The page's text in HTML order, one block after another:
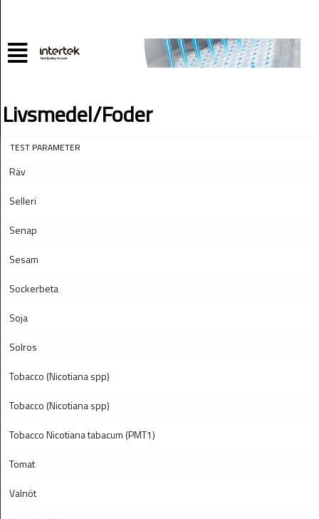
Livsmedel/Foder
TEST PARAMETER
Räv
Selleri
Senap
Sesam
Sockerbeta
Soja
Solros
Tobacco (Nicotiana spp)
Tobacco (Nicotiana spp)
Tobacco Nicotiana tabacum (PMT1)
Tomat
Valnöt